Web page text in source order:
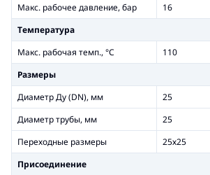
Макс. рабочее давление, бар
16
Температура
Макс. рабочая темп., °С
110
Размеры
Диаметр Ду (DN), мм
25
Диаметр трубы, мм
25
Переходные размеры
25х25
Присоединение